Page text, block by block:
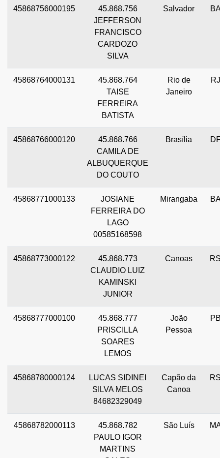
45868756000195
45.868.756
JEFFERSON
FRANCISCO
CARDOZO
SILVA
Salvador
45868764000131
45.868.764
TAISE
FERREIRA
BATISTA
Rio de
Janeiro
RJ
45868766000120
45.868.766
CAMILA DE
ALBUQUERQUE
DO COUTO
Brasília
45868771000133
JOSIANE
FERREIRA DO
LAGO
00585168598
Mirangaba
45868773000122
45.868.773
CLAUDIO LUIZ
KAMINSKI
JUNIOR
Canoas
45868777000100
45.868.777
PRISCILLA
SOARES
LEMOS
João
Pessoa
45868780000124
LUCAS SIDINEI
SILVA MELOS
84682329049
Capão da
Canoa
45868782000113
45.868.782
PAULO IGOR
MARTINS
São Luís